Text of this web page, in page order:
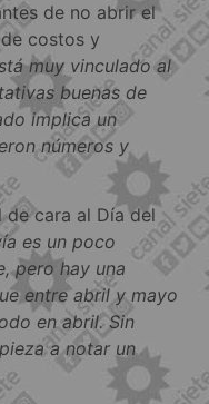
de no abrir el
costos y
muy vinculado al
buenas de
implica un
números y
de cara al Día del
es un poco
pero hay una
entre abril y mayo
en abril. Sin
a notar un